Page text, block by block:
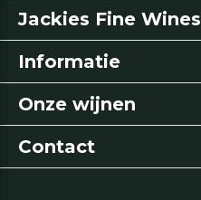
Jackies Fine Wines
Informatie
Onze wijnen
Contact